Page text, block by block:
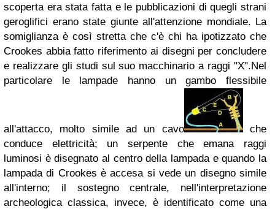
scoperta era stata fatta e le pubblicazioni di quegli strani
geroglifici erano state giunte all'attenzione mondiale. La
somiglianza è così stretta che c'è chi ha ipotizzato che
Crookes abbia fatto riferimento ai disegni per concludere
e realizzare gli studi sul suo macchinario a raggi "X".Nel
particolare le lampade hanno un gambo flessibile
all'attacco, molto simile ad un cavo
che
conduce elettricità; un serpente che emana raggi
luminosi è disegnato al centro della lampada e quando la
lampada di Crookes è accesa si vede un disegno simile
all'interno; il sostegno centrale, nell'interpretazione
archeologica classica, invece, è identificato come una